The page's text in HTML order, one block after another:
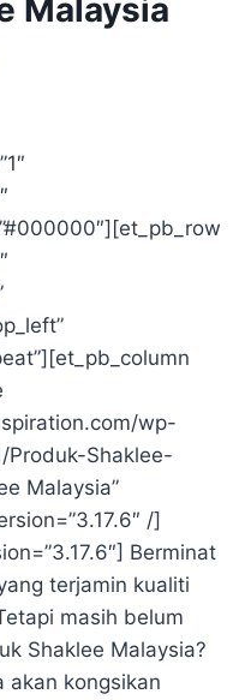
Malaysia
wp-
Produk-Shaklee-
Malaysia”
/]
Berminat
terjamin kualiti
masih belum
Shaklee Malaysia?
akan kongsikan